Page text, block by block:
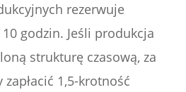
rezerwuje
godzin. Jeśli produkcja
strukturę czasową, za
1,5-krotność